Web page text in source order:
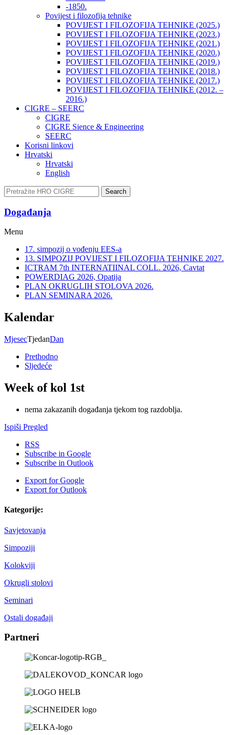
-1850.
Povijest i filozofija tehnike
POVIJEST I FILOZOFIJA TEHNIKE (2025.)
POVIJEST I FILOZOFIJA TEHNIKE (2023.)
POVIJEST I FILOZOFIJA TEHNIKE (2021.)
POVIJEST I FILOZOFIJA TEHNIKE (2020.)
POVIJEST I FILOZOFIJA TEHNIKE (2019.)
POVIJEST I FILOZOFIJA TEHNIKE (2018.)
POVIJEST I FILOZOFIJA TEHNIKE (2017.)
POVIJEST I FILOZOFIJA TEHNIKE (2012. –
2016.)
CIGRE – SEERC
CIGRE
CIGRE Sience & Engineering
SEERC
Korisni linkovi
Hrvatski
Hrvatski
English
Search
Događanja​
Menu
17. simpozij o vođenju EES-a
13. SIMPOZIJ POVIJEST I FILOZOFIJA TEHNIKE 2027.
ICTRAM 7th INTERNATIINAL COLL. 2026, Cavtat
POWERDIAG 2026, Opatija
PLAN OKRUGLIH STOLOVA 2026.
PLAN SEMINARA 2026.
Kalendar
MjesecTjedanDan
Prethodno
Sljedeće
Week of kol 1st
nema zakazanih događanja tjekom tog razdoblja.
Ispiši Pregled
RSS
Subscribe in Google
Subscribe in Outlook
Export forGoogle
Export forOutlook
Kategorije:
Savjetovanja
Simpoziji
Kolokviji
Okrugli stolovi
Seminari
Ostali događaji
Partneri